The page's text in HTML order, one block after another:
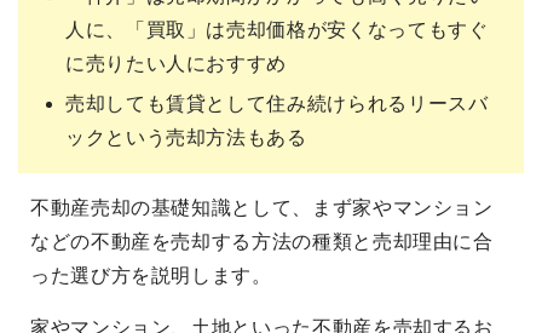
人に、「買取」は売却価格が安くなってもすぐ
に売りたい人におすすめ
売却しても賃貸として住み続けられるリースバ
ックという売却方法もある
不動産売却の基礎知識として、まず家やマンション
などの不動産を売却する方法の種類と売却理由に合
った選び方を説明します。
家やマンション、土地といった不動産を売却するお